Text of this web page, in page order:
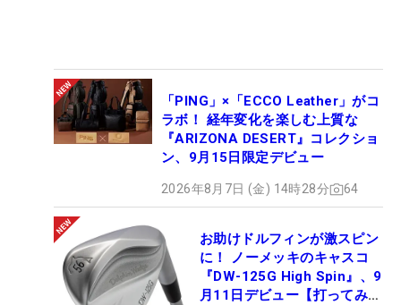
「PING」×「ECCO Leather」がコ
ラボ！ 経年変化を楽しむ上質な
『ARIZONA DESERT』コレクショ
ン、9月15日限定デビュー
2026年8月7日 (金) 14時28分 64
お助けドルフィンが激スピン
に！ ノーメッキのキャスコ
『DW-125G High Spin』、9
月11日デビュー【打ってみ